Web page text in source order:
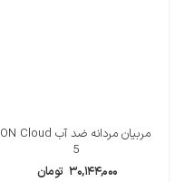
مربیان مردانه ضد آب ON Cloud
5
۳۰,۱۴۴,۰۰۰ تومان